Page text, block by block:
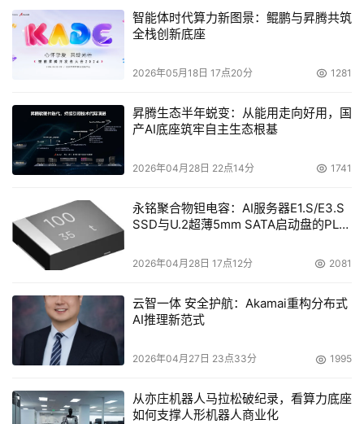
智能体时代算力新图景：鲲鹏与昇腾共筑
全栈创新底座
2026年05月18日 17点20分 1281
昇腾生态半年蜕变：从能用走向好用，国
产AI底座筑牢自主生态根基
2026年04月28日 22点14分 1741
永铭聚合物钽电容：AI服务器E1.S/E3.S
SSD与U.2超薄5mm SATA启动盘的PLP
2026年04月28日 17点12分 2081
云智一体 安全护航：Akamai重构分布式
AI推理新范式
2026年04月27日 23点33分 1995
从亦庄机器人马拉松破纪录，看算力底座
如何支撑人形机器人商业化